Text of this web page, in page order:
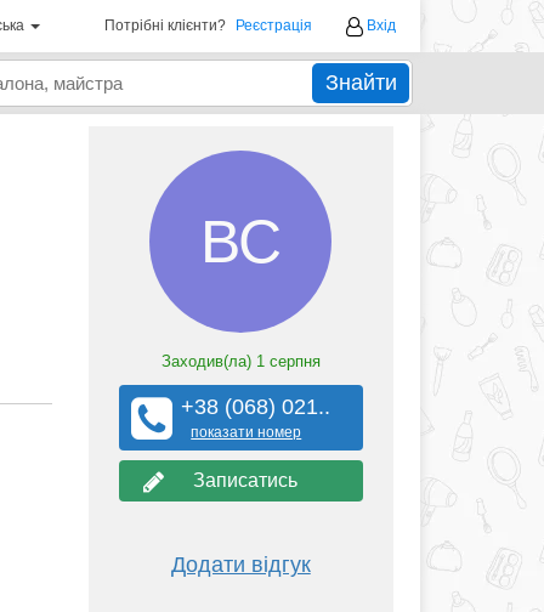
Потрібні клієнти? Реєстрація Вхід
Знайти
ВС
Заходив(ла) 1 серпня
+38 (068) 021..
показати номер
Записатись
Додати відгук